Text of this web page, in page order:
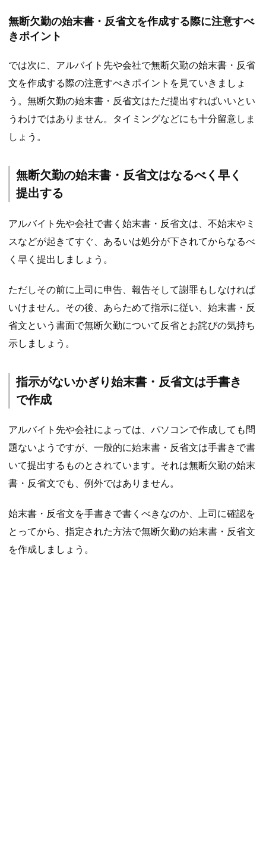
無断欠勤の始末書・反省文を作成する際に注意すべ
きポイント
では次に、アルバイト先や会社で無断欠勤の始末書・反省
文を作成する際の注意すべきポイントを見ていきましょ
う。無断欠勤の始末書・反省文はただ提出すればいいとい
うわけではありません。タイミングなどにも十分留意しま
しょう。
無断欠勤の始末書・反省文はなるべく早く
提出する
アルバイト先や会社で書く始末書・反省文は、不始末やミ
スなどが起きてすぐ、あるいは処分が下されてからなるべ
く早く提出しましょう。
ただしその前に上司に申告、報告そして謝罪もしなければ
いけません。その後、あらためて指示に従い、始末書・反
省文という書面で無断欠勤について反省とお詫びの気持ち
示しましょう。
指示がないかぎり始末書・反省文は手書き
で作成
アルバイト先や会社によっては、パソコンで作成しても問
題ないようですが、一般的に始末書・反省文は手書きで書
いて提出するものとされています。それは無断欠勤の始末
書・反省文でも、例外ではありません。
始末書・反省文を手書きで書くべきなのか、上司に確認を
とってから、指定された方法で無断欠勤の始末書・反省文
を作成しましょう。